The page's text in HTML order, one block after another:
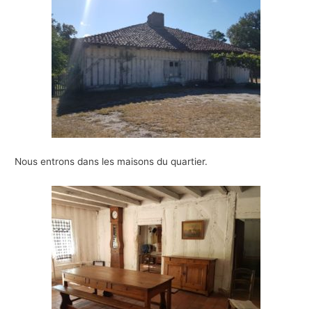
Nous entrons dans les maisons du quartier.